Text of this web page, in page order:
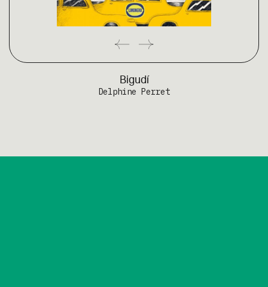
Bigudí
Delphine Perret